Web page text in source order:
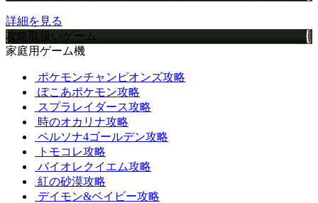
詳細を見る
攻略取扱いゲーム
家庭用ゲーム機
ポケモンチャンピオンズ攻略
ぽこあポケモン攻略
スプラレイダース攻略
時のオカリナ攻略
ペルソナ4ゴールデン攻略
トモコレ攻略
バイオレクイエム攻略
紅の砂漠攻略
デイモン&ベイビー攻略